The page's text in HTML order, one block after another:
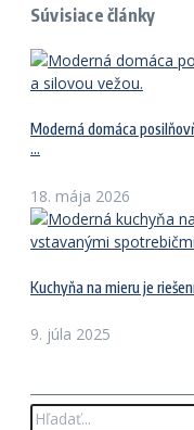
Súvisiace články
Moderná domáca
...
18. mája 2026
Kuchyňa na mieru je
9. júla 2025
Hľadať: